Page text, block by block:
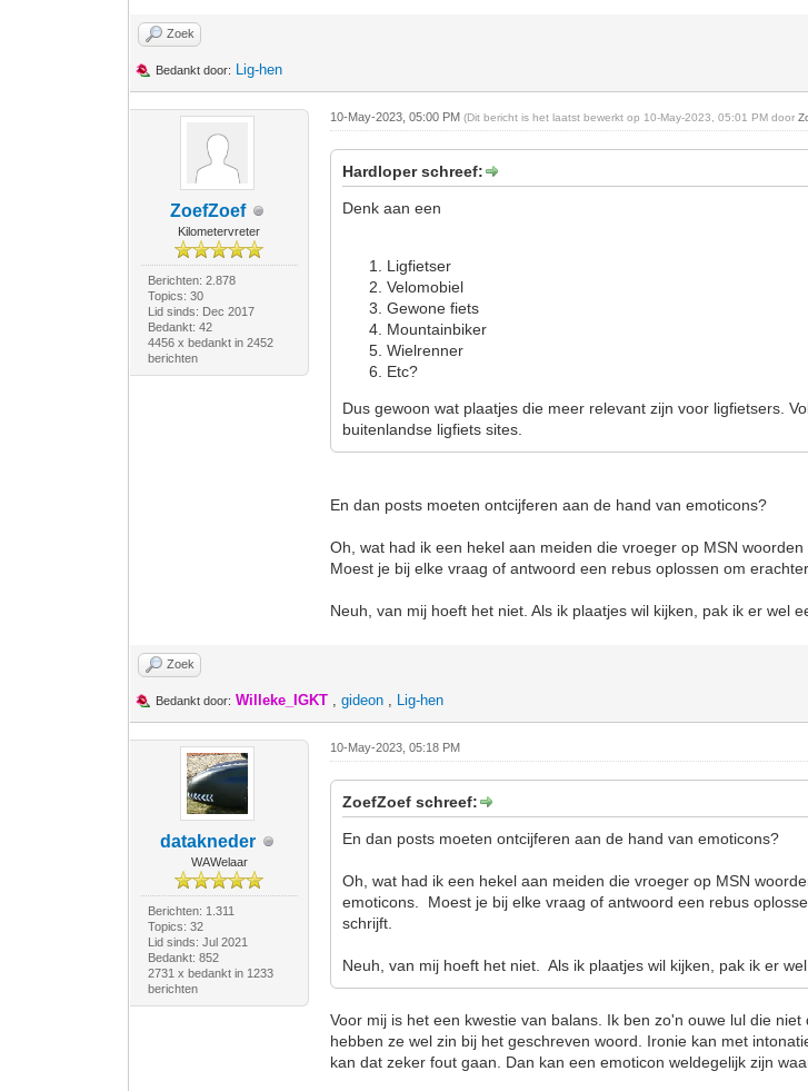
Zoek
Bedankt door: Lig-hen
ZoefZoef
Kilometervreter
Berichten: 2.878
Topics: 30
Lid sinds: Dec 2017
Bedankt: 42
4456 x bedankt in 2452
berichten
10-May-2023, 05:00 PM(Dit bericht is het laatst bewerkt op 10-May-2023, 05:01 PM door
Hardloper schreef:
Denk aan een
Ligfietser
Velomobiel
Gewone fiets
Mountainbiker
Wielrenner
Etc?
Dus gewoon wat plaatjes die meer relevant zijn voor ligfietsers.
buitenlandse ligfiets sites.
En dan posts moeten ontcijferen aan de hand van emoticons?
Oh, wat had ik een hekel aan meiden die vroeger op MSN
Moest je bij elke vraag of antwoord een rebus oplossen om
Neuh, van mij hoeft het niet. Als ik plaatjes wil kijken, pak ik er wel
Zoek
Bedankt door: Willeke_IGKT ,gideon , Lig-hen
datakneder
WAWelaar
Berichten: 1.311
Topics: 32
Lid sinds: Jul 2021
Bedankt: 852
2731 x bedankt in 1233
berichten
10-May-2023, 05:18 PM
ZoefZoef schreef:
En dan posts moeten ontcijferen aan de hand van emoticons?
Oh, wat had ik een hekel aan meiden die vroeger op MSN
emoticons. Moest je bij elke vraag of antwoord een rebus
schrijft.
Neuh, van mij hoeft het niet. Als ik plaatjes wil kijken, pak ik er
Voor mij is het een kwestie van balans. Ik ben zo'n ouwe lul die
hebben ze wel zin bij het geschreven woord. Ironie kan met
kan dat zeker fout gaan. Dan kan een emoticon weldegelijk zijn